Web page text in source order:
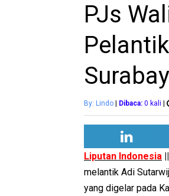
PJs
By: Lindo Dibaca: 0 kali
Liputan Indonesia
melantik Adi
yang digelar pada